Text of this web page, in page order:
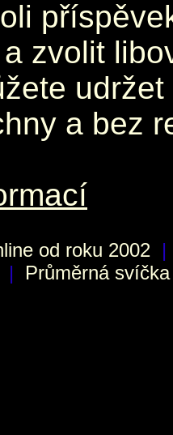
a zvolit
a bez
od roku 2002 |
| Průměrná